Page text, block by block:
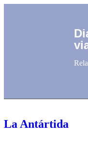
La Antártida